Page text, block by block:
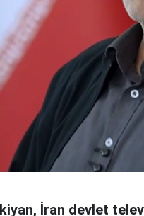
İran devlet